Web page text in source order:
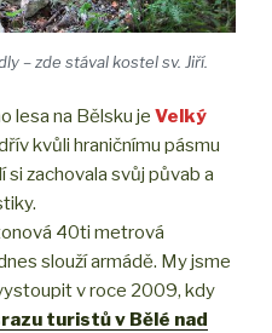
– zde stával kostel sv. Jiří.
lesa na Bělsku je Velký
kvůli hraničnímu pásmu
zachovala svůj půvab a
40ti metrová
slouží armádě. My jsme
v roce 2009, kdy
turistů v Bělé nad